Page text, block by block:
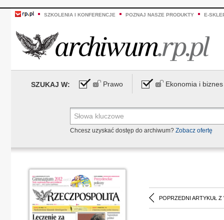
SZKOLENIA I KONFERENCJE POZNAJ NASZE PRODUKTY E-
SZUKAJ W: Prawo Ekonomia i biznes
Chcesz uzyskać dostęp do archiwum? Zobacz ofertę
POPRZEDNI ARTYKUŁ Z